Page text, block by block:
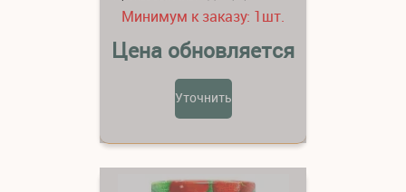
Минимум к заказу: 1шт.
Цена обновляется
Уточнить